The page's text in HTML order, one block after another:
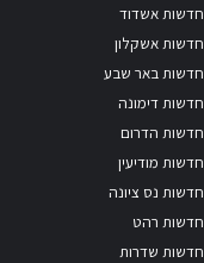
חדשות אשדוד
חדשות אשקלון
חדשות באר שבע
חדשות דימונה
חדשות הדרום
חדשות מודיעין
חדשות נס ציונה
חדשות רהט
חדשות שדרות